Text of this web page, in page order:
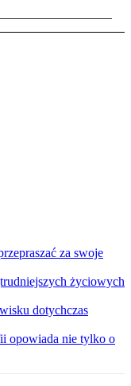
za swoje
życiowych
dotychczas
opowiada nie tylko o